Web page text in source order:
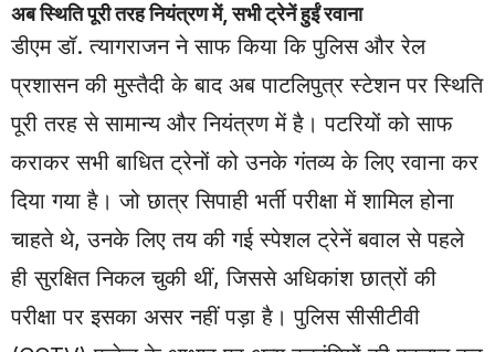
अब स्थिति पूरी तरह नियंत्रण में, सभी ट्रेनें हुईं रवाना
डीएम डॉ. त्यागराजन ने साफ किया कि पुलिस और रेल
प्रशासन की मुस्तैदी के बाद अब पाटलिपुत्र स्टेशन पर स्थिति
पूरी तरह से सामान्य और नियंत्रण में है। पटरियों को साफ
कराकर सभी बाधित ट्रेनों को उनके गंतव्य के लिए रवाना कर
दिया गया है। जो छात्र सिपाही भर्ती परीक्षा में शामिल होना
चाहते थे, उनके लिए तय की गई स्पेशल ट्रेनें बवाल से पहले
ही सुरक्षित निकल चुकी थीं, जिससे अधिकांश छात्रों की
परीक्षा पर इसका असर नहीं पड़ा है। पुलिस सीसीटीवी